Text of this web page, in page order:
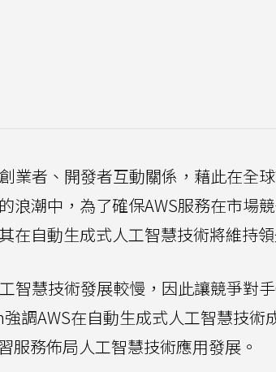
業者、開發者互動關係，藉此在全
浪潮中，為了確保AWS服務在市場
在自動生成式人工智慧技術將維持領
智慧技術發展較慢，因此讓競爭對手
調AWS在自動生成式人工智慧技術
服務佈局人工智慧技術應用發展。